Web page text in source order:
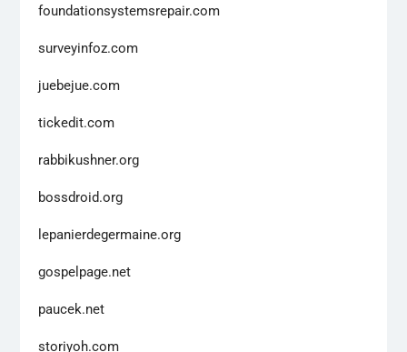
foundationsystemsrepair.com
surveyinfoz.com
juebejue.com
tickedit.com
rabbikushner.org
bossdroid.org
lepanierdegermaine.org
gospelpage.net
paucek.net
storiyoh.com